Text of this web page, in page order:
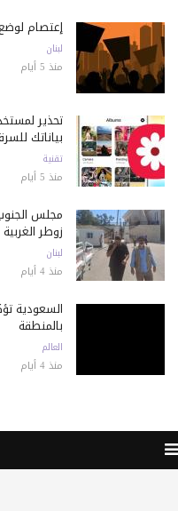
إعتصام
لبنان
منذ 5 أيام
تحذير
بياناتك
تقنية
منذ 5 أيام
مجلس
زوطر الغربية
لبنان
منذ 4 أيام
السعودية
بالمنطقة
العالم
منذ 4 أيام